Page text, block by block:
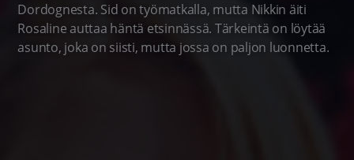
Dordognesta. Sid on työmatkalla, mutta Nikkin äiti
Rosaline auttaa häntä etsinnässä. Tärkeintä on löytää
asunto, joka on siisti, mutta jossa on paljon luonnetta.